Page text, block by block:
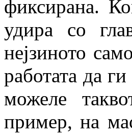
фиксирана.
удира со
нејзиното
работата да
можеле
пример, на